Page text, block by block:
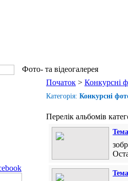
Фото- та відеогалерея
Початок > Конкурсні
Категорія: Конкурсні
Перелік альбомів